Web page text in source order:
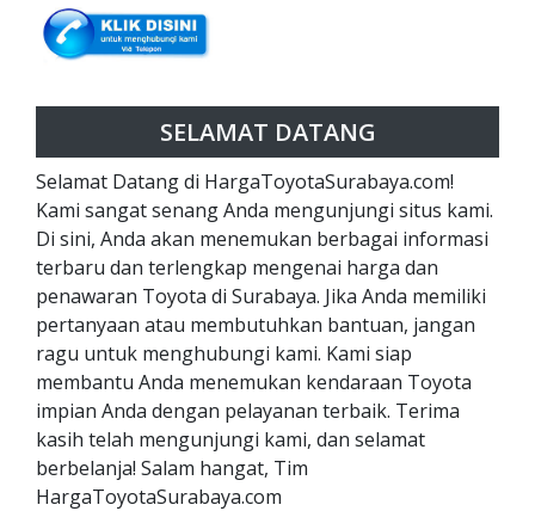
SELAMAT DATANG
Selamat Datang di HargaToyotaSurabaya.com!
Kami sangat senang Anda mengunjungi situs kami.
Di sini, Anda akan menemukan berbagai informasi
terbaru dan terlengkap mengenai harga dan
penawaran Toyota di Surabaya. Jika Anda memiliki
pertanyaan atau membutuhkan bantuan, jangan
ragu untuk menghubungi kami. Kami siap
membantu Anda menemukan kendaraan Toyota
impian Anda dengan pelayanan terbaik. Terima
kasih telah mengunjungi kami, dan selamat
berbelanja! Salam hangat, Tim
HargaToyotaSurabaya.com